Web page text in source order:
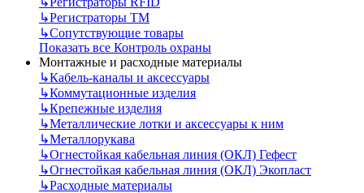
↳Регистраторы ТМ
↳Сопутствующие товары
Показать все Контроль охраны
Монтажные и расходные материалы
↳Кабель-каналы и аксессуары
↳Коммутационные изделия
↳Крепежные изделия
↳Металлические лотки и аксессуары к ним
↳Металлорукава
↳Огнестойкая кабельная линия (ОКЛ) Гефест
↳Огнестойкая кабельная линия (ОКЛ) Экопласт
↳Расходные материалы